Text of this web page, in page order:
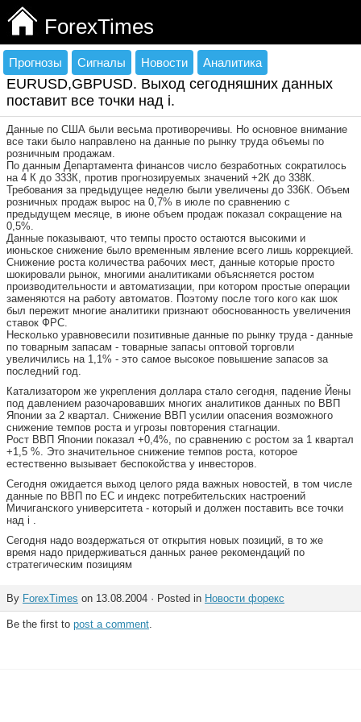
ForexTimes
Прогнозы Сигналы Новости Аналитика
EURUSD,GBPUSD. Выход сегодняшних данных
поставит все точки над i.
Данные по США были весьма противоречивы. Но основное внимание
все таки было направлено на данные по рынку труда объемы по
розничным продажам.
По данным Департамента финансов число безработных сократилось
на 4 К до 333К, против прогнозируемых значений +2К до 338К.
Требования за предыдущее неделю были увеличены до 336К. Объем
розничных продаж вырос на 0,7% в июле по сравнению с
предыдущем месяце, в июне объем продаж показал сокращение на
0,5%.
Данные показывают, что темпы просто остаются высокими и
июньское снижение было временным явление всего лишь коррекцией.
Снижение роста количества рабочих мест, данные которые просто
шокировали рынок, многими аналитиками объясняется ростом
производительности и автоматизации, при котором простые операции
заменяются на работу автоматов. Поэтому после того кого как шок
был пережит многие аналитики признают обоснованность увеличения
ставок ФРС.
Несколько уравновесили позитивные данные по рынку труда - данные
по товарным запасам - товарные запасы оптовой торговли
увеличились на 1,1% - это самое высокое повышение запасов за
последний год.
Катализатором же укрепления доллара стало сегодня, падение Йены
под давлением разочаровавших многих аналитиков данных по ВВП
Японии за 2 квартал. Снижение ВВП усилии опасения возможного
снижение темпов роста и угрозы повторения стагнации.
Рост ВВП Японии показал +0,4%, по сравнению с ростом за 1 квартал
+1,5 %. Это значительное снижение темпов роста, которое
естественно вызывает беспокойства у инвесторов.
Сегодня ожидается выход целого ряда важных новостей, в том числе
данные по ВВП по ЕС и индекс потребительских настроений
Мичиганского университета - который и должен поставить все точки
над i .
Сегодня надо воздержаться от открытия новых позиций, в то же
время надо придерживаться данных ранее рекомендаций по
стратегическим позициям
By ForexTimes on 13.08.2004 · Posted in Новости форекс
Be the first to post a comment.